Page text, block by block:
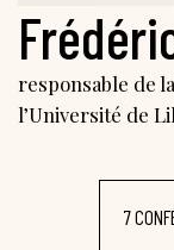
responsable de
l’Université de
7